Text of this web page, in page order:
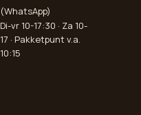
(WhatsApp)
Di-vr 10-17:30 · Za 10-
17 · Pakketpunt v.a.
10:15